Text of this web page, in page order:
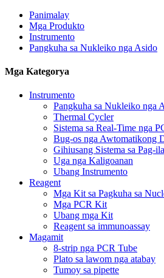
Panimalay
Mga Produkto
Instrumento
Pangkuha sa Nukleiko nga Asido
Mga Kategorya
Instrumento
Pangkuha sa Nukleiko nga
Thermal Cycler
Sistema sa Real-Time nga
Bug-os nga Awtomatikong
Gihiusang Sistema sa Pag-
Uga nga Kaligoanan
Ubang Instrumento
Reagent
Mga Kit sa Pagkuha sa
Mga PCR Kit
Ubang mga Kit
Reagent sa immunoassay
Magamit
8-strip nga PCR Tube
Plato sa lawom nga atabay
Tumoy sa pipette